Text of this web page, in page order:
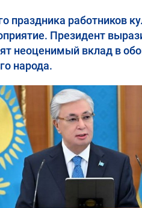
праздника работников
Президент
неоценимый вклад в
народа.